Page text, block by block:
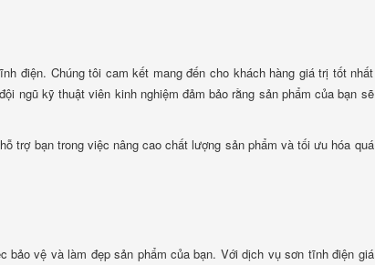
điện. Chúng tôi cam kết mang đến cho khách hàng giá trị tốt nhất
ngũ kỹ thuật viên kinh nghiệm đảm bảo rằng sản phẩm của bạn sẽ
trợ bạn trong việc nâng cao chất lượng sản phẩm và tối ưu hóa quá
vệ và làm đẹp sản phẩm của bạn. Với dịch vụ sơn tĩnh điện giá